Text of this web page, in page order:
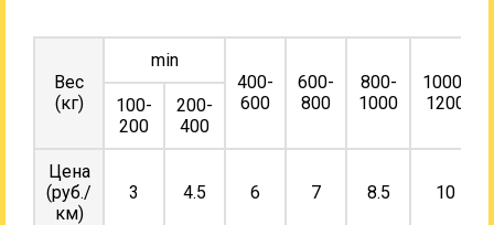
Вес
(кг)
min
400-
600
600-
800
800-
1000
1000-
1200
100-
200
200-
400
Цена
(руб./
км)
3 4.5 6 7 8.5 10